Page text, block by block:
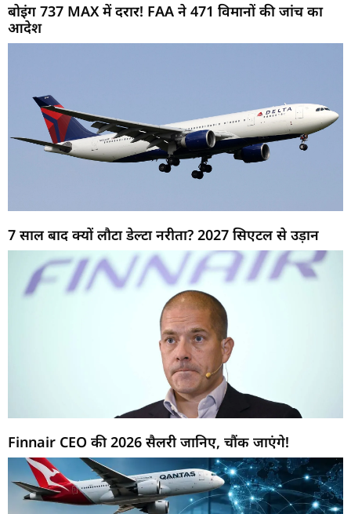
बोइंग 737 MAX में दरार! FAA ने 471 विमानों की जांच का
आदेश
7 साल बाद क्यों लौटा डेल्टा नरीता? 2027 सिएटल से उड़ान
Finnair CEO की 2026 सैलरी जानिए, चौंक जाएंगे!